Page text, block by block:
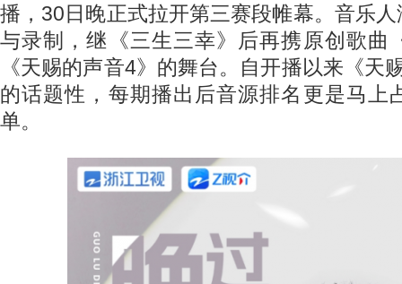
播，30日晚正式拉开第三赛段帷幕。音乐
与录制，继《三生三幸》后再携原创歌曲
《天赐的声音4》的舞台。自开播以来《天
的话题性，每期播出后音源排名更是马上
单。